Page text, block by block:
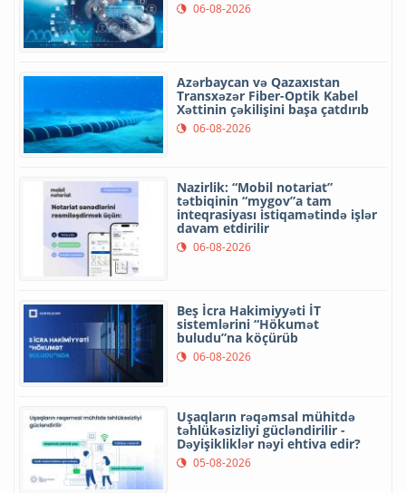
06-08-2026
Azərbaycan və Qazaxıstan
Transxəzər Fiber-Optik Kabel
Xəttinin çəkilişini başa çatdırıb
06-08-2026
Nazirlik: “Mobil notariat”
tətbiqinin “mygov”a tam
inteqrasiyası istiqamətində işlər
davam etdirilir
06-08-2026
Beş İcra Hakimiyyəti İT
sistemlərini “Hökumət
buludu”na köçürüb
06-08-2026
Uşaqların rəqəmsal mühitdə
təhlükəsizliyi gücləndirilir -
Dəyişikliklər nəyi ehtiva edir?
05-08-2026